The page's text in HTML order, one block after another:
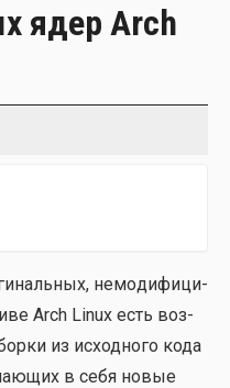
ядер Arch
немо­ди­фи­ци­
Arch Linux есть воз­
из исход­но­го кода
в себя новые